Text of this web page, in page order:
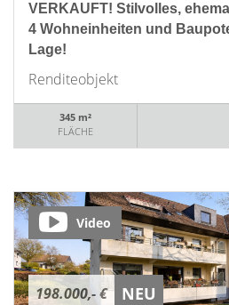
VERKAUFT! Stilvolles,
4 Wohneinheiten und
Lage!
Renditeobjekt
345 m²
FLÄCHE
198.000,- € NEU
Video